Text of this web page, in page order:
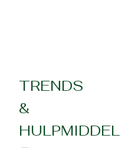
TRENDS
&
HULPMIDDEL
TRENDS
&
HULPMIDDEL